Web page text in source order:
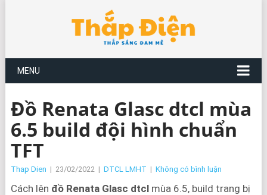
MENU
Đồ Renata Glasc dtcl mùa
6.5 build đội hình chuẩn
TFT
Thap Dien | 23/02/2022 | DTCL LMHT | Không có bình luận
Cách lên đồ Renata Glasc dtclmùa 6.5, build trang bị